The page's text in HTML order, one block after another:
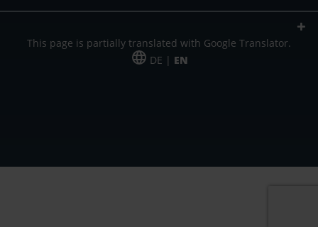
This page is partially translated with Google Translator.
DE | EN